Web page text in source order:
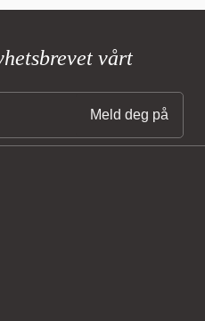
vårt